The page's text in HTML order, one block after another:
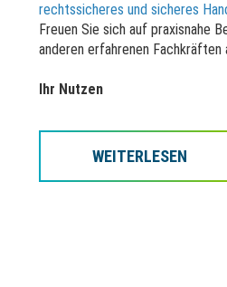
rechtssicheres und sicheres
Freuen Sie sich auf praxisnahe
anderen erfahrenen Fachkräften
Ihr Nutzen
Auffrischung und Vertiefung
Mehr Sicherheit bei Montage,
WEITERLESEN